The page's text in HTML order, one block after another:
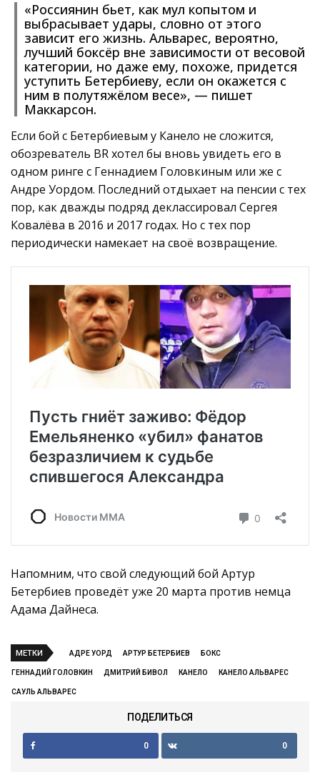
«Россиянин бьет, как мул копытом и
выбрасывает удары, словно от этого
зависит его жизнь. Альварес, вероятно,
лучший боксёр вне зависимости от весовой
категории, но даже ему, похоже, придется
уступить Бетербиеву, если он окажется с
ним в полутяжёлом весе», — пишет
Маккарсон.
Если бой с Бетербиевым у Канело не сложится,
обозреватель BR хотел бы вновь увидеть его в
одном ринге с Геннадием Головкиным или же с
Андре Уордом. Последний отдыхает на пенсии с тех
пор, как дважды подряд деклассировал Сергея
Ковалёва в 2016 и 2017 годах. Но с тех пор
периодически намекает на своё возвращение.
Напомним, что свой следующий бой Артур
Бетербиев проведёт уже 20 марта против немца
Адама Дайнеса.
МЕТКИ АДРЕ УОРД АРТУР БЕТЕРБИЕВ БОКС
ГЕННАДИЙ ГОЛОВКИН ДМИТРИЙ БИВОЛ КАНЕЛО КАНЕЛО АЛЬВАРЕС
САУЛЬ АЛЬВАРЕС
ПОДЕЛИТЬСЯ
0 0